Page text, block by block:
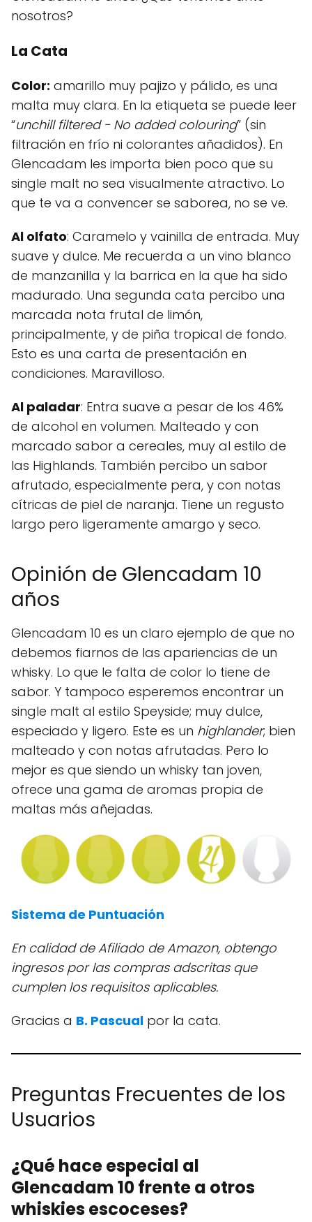
nosotros?
La Cata
Color: amarillo muy pajizo y pálido, es una
malta muy clara. En la etiqueta se puede leer
“unchill filtered - No added colouring” (sin
filtración en frío ni colorantes añadidos). En
Glencadam les importa bien poco que su
single malt no sea visualmente atractivo. Lo
que te va a convencer se saborea, no se ve.
Al olfato: Caramelo y vainilla de entrada. Muy
suave y dulce. Me recuerda a un vino blanco
de manzanilla y la barrica en la que ha sido
madurado. Una segunda cata percibo una
marcada nota frutal de limón,
principalmente, y de piña tropical de fondo.
Esto es una carta de presentación en
condiciones. Maravilloso.
Al paladar: Entra suave a pesar de los 46%
de alcohol en volumen. Malteado y con
marcado sabor a cereales, muy al estilo de
las Highlands. También percibo un sabor
afrutado, especialmente pera, y con notas
cítricas de piel de naranja. Tiene un regusto
largo pero ligeramente amargo y seco.
Opinión de Glencadam 10
años
Glencadam 10 es un claro ejemplo de que no
debemos fiarnos de las apariencias de un
whisky. Lo que le falta de color lo tiene de
sabor. Y tampoco esperemos encontrar un
single malt al estilo Speyside; muy dulce,
especiado y ligero. Este es un highlander; bien
malteado y con notas afrutadas. Pero lo
mejor es que siendo un whisky tan joven,
ofrece una gama de aromas propia de
maltas más añejadas.
Sistema de Puntuación
En calidad de Afiliado de Amazon, obtengo
ingresos por las compras adscritas que
cumplen los requisitos aplicables.
Gracias a B. Pascual por la cata.
Preguntas Frecuentes de los
Usuarios
¿Qué hace especial al
Glencadam 10 frente a otros
whiskies escoceses?